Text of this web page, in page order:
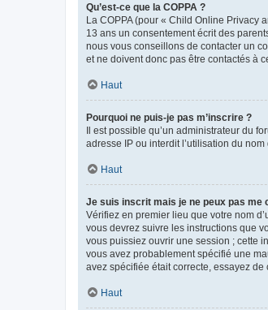
Qu’est-ce que la COPPA ?
La COPPA (pour « Child Online Privacy
13 ans un consentement écrit des
nous vous conseillons de contacter un
et ne doivent donc pas être contactés à
Haut
Pourquoi ne puis-je pas m’inscrire ?
Il est possible qu’un administrateur du
adresse IP ou interdit l’utilisation du
Haut
Je suis inscrit mais je ne peux pas me
Vérifiez en premier lieu que votre nom
vous devrez suivre les instructions que
vous puissiez ouvrir une session ; cette
vous avez probablement spécifié une
avez spécifiée était correcte, essayez
Haut